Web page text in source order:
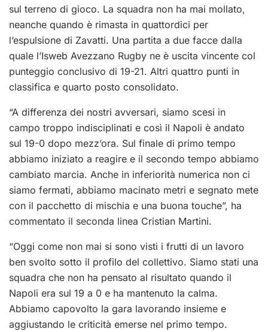
sul terreno di gioco. La squadra non ha mai mollato,
neanche quando è rimasta in quattordici per
l’espulsione di Zavatti. Una partita a due facce dalla
quale l’Isweb Avezzano Rugby ne è uscita vincente col
punteggio conclusivo di 19-21. Altri quattro punti in
classifica e quarto posto consolidato.
“A differenza dei nostri avversari, siamo scesi in
campo troppo indisciplinati e così il Napoli è andato
sul 19-0 dopo mezz’ora. Sul finale di primo tempo
abbiamo iniziato a reagire e il secondo tempo abbiamo
cambiato marcia. Anche in inferiorità numerica non ci
siamo fermati, abbiamo macinato metri e segnato mete
con il pacchetto di mischia e una buona touche”, ha
commentato il seconda linea Cristian Martini.
“Oggi come non mai si sono visti i frutti di un lavoro
ben svolto sotto il profilo del collettivo. Siamo stati una
squadra che non ha pensato al risultato quando il
Napoli era sul 19 a 0 e ha mantenuto la calma.
Abbiamo capovolto la gara lavorando insieme e
aggiustando le criticità emerse nel primo tempo.